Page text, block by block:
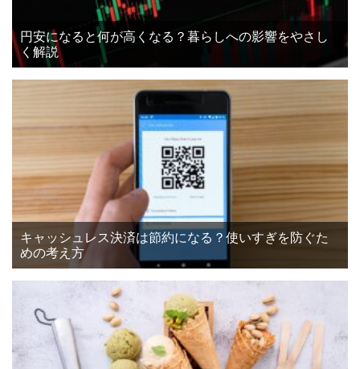
円安になると何が高くなる？暮らしへの影響をやさし
く解説
キャッシュレス決済は節約になる？使いすぎを防ぐた
めの考え方